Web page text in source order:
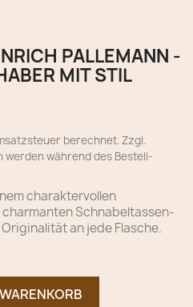
PALLEMANN -
MIT STIL
berechnet. Zzgl.
werden während des Bestell-
charaktervollen
Schnabeltassen-
an jede Flasche.